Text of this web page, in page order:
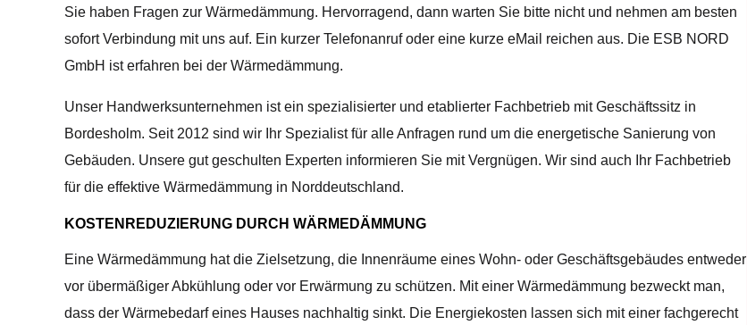
Sie haben Fragen zur Wärmedämmung. Hervorragend, dann warten Sie bitte nicht und nehmen am besten
sofort Verbindung mit uns auf. Ein kurzer Telefonanruf oder eine kurze eMail reichen aus. Die ESB NORD
GmbH ist erfahren bei der Wärmedämmung.
Unser Handwerksunternehmen ist ein spezialisierter und etablierter Fachbetrieb mit Geschäftssitz in
Bordesholm. Seit 2012 sind wir Ihr Spezialist für alle Anfragen rund um die energetische Sanierung von
Gebäuden. Unsere gut geschulten Experten informieren Sie mit Vergnügen. Wir sind auch Ihr Fachbetrieb
für die effektive Wärmedämmung in Norddeutschland.
KOSTENREDUZIERUNG DURCH WÄRMEDÄMMUNG
Eine Wärmedämmung hat die Zielsetzung, die Innenräume eines Wohn- oder Geschäftsgebäudes entweder
vor übermäßiger Abkühlung oder vor Erwärmung zu schützen. Mit einer Wärmedämmung bezweckt man,
dass der Wärmebedarf eines Hauses nachhaltig sinkt. Die Energiekosten lassen sich mit einer fachgerecht